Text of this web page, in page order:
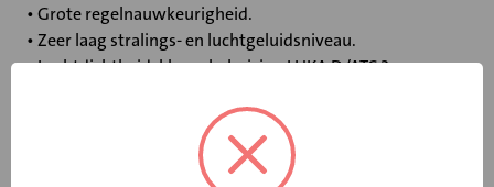
• Grote regelnauwkeurigheid.
• Zeer laag stralings- en luchtgeluidsniveau.
• Luchtdichtheidsklasse behuizing LUKA D/ATC 2.